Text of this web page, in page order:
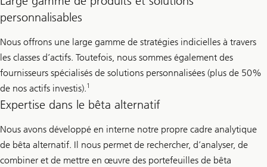
personnalisables
Nous offrons une large gamme de stratégies indicielles à travers
les classes d’actifs. Toutefois, nous sommes également des
fournisseurs spécialisés de solutions personnalisées (plus de 50%
de nos actifs investis).1
Expertise dans le bêta alternatif
Nous avons développé en interne notre propre cadre analytique
de bêta alternatif. Il nous permet de rechercher, d’analyser, de
combiner et de mettre en œuvre des portefeuilles de bêta